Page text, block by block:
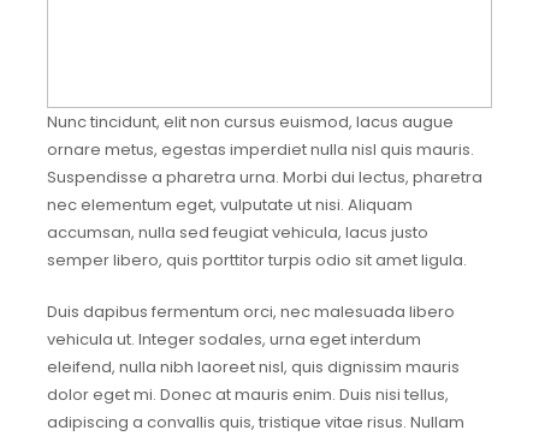
Nunc tincidunt, elit non cursus euismod, lacus augue
ornare metus, egestas imperdiet nulla nisl quis mauris.
Suspendisse a pharetra urna. Morbi dui lectus, pharetra
nec elementum eget, vulputate ut nisi. Aliquam
accumsan, nulla sed feugiat vehicula, lacus justo
semper libero, quis porttitor turpis odio sit amet ligula.
Duis dapibus fermentum orci, nec malesuada libero
vehicula ut. Integer sodales, urna eget interdum
eleifend, nulla nibh laoreet nisl, quis dignissim mauris
dolor eget mi. Donec at mauris enim. Duis nisi tellus,
adipiscing a convallis quis, tristique vitae risus. Nullam